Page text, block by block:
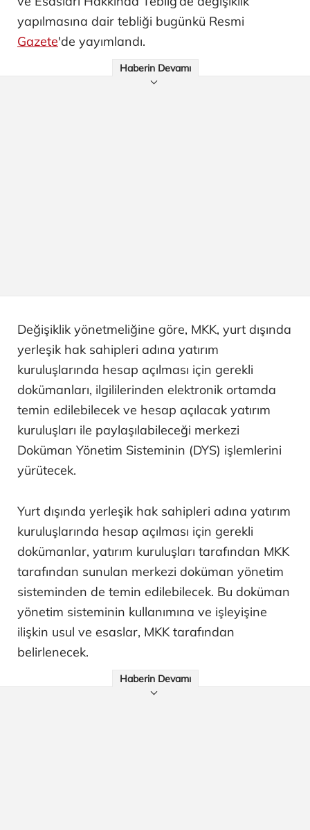
yapılmasına dair tebliği bugünkü Resmi
Gazete'de yayımlandı.
Haberin Devamı
Değişiklik yönetmeliğine göre, MKK, yurt dışında
yerleşik hak sahipleri adına yatırım
kuruluşlarında hesap açılması için gerekli
dokümanları, ilgililerinden elektronik ortamda
temin edilebilecek ve hesap açılacak yatırım
kuruluşları ile paylaşılabileceği merkezi
Doküman Yönetim Sisteminin (DYS) işlemlerini
yürütecek.
Yurt dışında yerleşik hak sahipleri adına yatırım
kuruluşlarında hesap açılması için gerekli
dokümanlar, yatırım kuruluşları tarafından MKK
tarafından sunulan merkezi doküman yönetim
sisteminden de temin edilebilecek. Bu doküman
yönetim sisteminin kullanımına ve işleyişine
ilişkin usul ve esaslar, MKK tarafından
belirlenecek.
Haberin Devamı